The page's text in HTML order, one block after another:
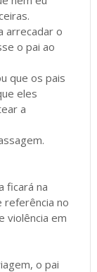
arrecadar o
o pai ao
que os pais
eles
a
ficará na
referência no
violência em
o pai